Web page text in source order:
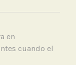
en
cuando el